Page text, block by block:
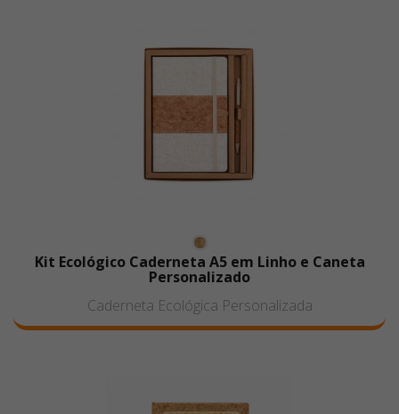
Kit Ecológico Caderneta A5 em Linho e Caneta
Personalizado
Caderneta Ecológica Personalizada